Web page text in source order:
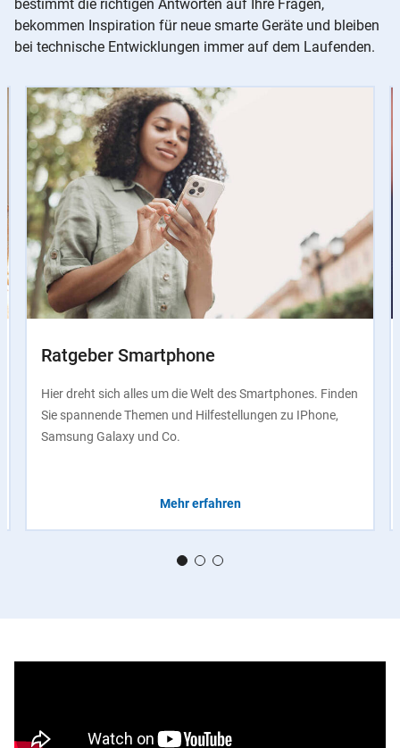
bestimmt die richtigen Antworten auf Ihre Fragen,
bekommen Inspiration für neue smarte Geräte und bleiben
bei technische Entwicklungen immer auf dem Laufenden.
Instructions
Ratgeber Smartphone
Hier dreht sich alles um die Welt des Smartphones. Finden
Sie spannende Themen und Hilfestellungen zu IPhone,
Samsung Galaxy und Co.
Mehr erfahren